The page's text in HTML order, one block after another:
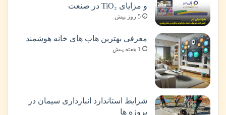
و مزایای TiO₂ در صنعت
5 روز پیش
معرفی بهترین هاب های خانه هوشمند
1 هفته پیش
شرایط استاندارد انبارداری سیمان در
پروژه ها